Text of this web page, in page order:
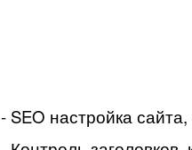
- SEO настройка